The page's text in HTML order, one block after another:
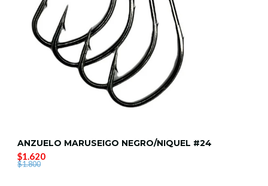
ANZUELO MARUSEIGO NEGRO/NIQUEL #24
$1.620
$1.800